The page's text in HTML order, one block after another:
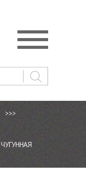
>>>
ЧУГУННАЯ